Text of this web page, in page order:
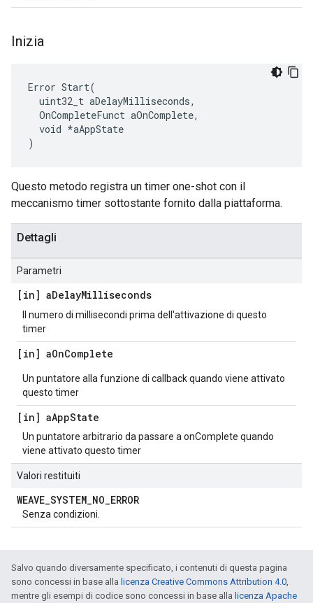
Inizia
Error Start(
  uint32_t aDelayMilliseconds,
  OnCompleteFunct aOnComplete,
  void *aAppState
)
Questo metodo registra un timer one-shot con il
meccanismo timer sottostante fornito dalla piattaforma.
Dettagli
Parametri
[in] aDelayMilliseconds
Il numero di millisecondi prima dell'attivazione di questo
timer
[in] aOnComplete
Un puntatore alla funzione di callback quando viene attivato
questo timer
[in] aAppState
Un puntatore arbitrario da passare a onComplete quando
viene attivato questo timer
Valori restituiti
WEAVE_SYSTEM_NO_ERROR
Senza condizioni.
Salvo quando diversamente specificato, i contenuti di questa pagina
sono concessi in base alla licenza Creative Commons Attribution 4.0,
mentre gli esempi di codice sono concessi in base alla licenza Apache